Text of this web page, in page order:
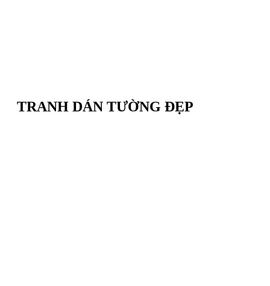
TRANH DÁN TƯỜNG ĐẸP